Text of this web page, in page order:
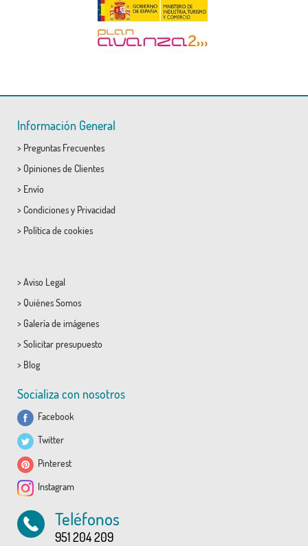
Información General
> Preguntas Frecuentes
> Opiniones de Clientes
> Envío
> Condicionesy Privacidad
> Política de cookies
> Aviso Legal
> Quiénes Somos
> Galería de imágenes
> Solicitar presupuesto
> Blog
Socializa con nosotros
Facebook
Twitter
Pinterest
Instagram
Teléfonos
951 204 209